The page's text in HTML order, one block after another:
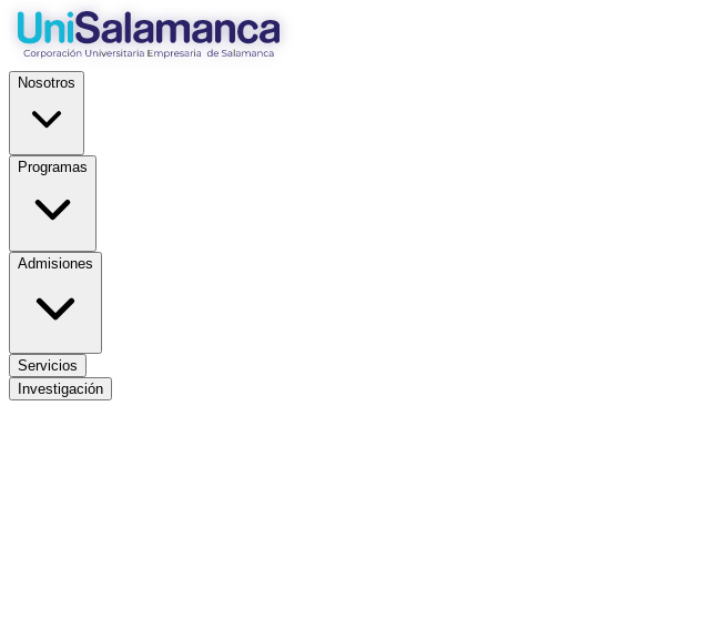
Nosotros
Programas
Admisiones
Servicios
Investigación